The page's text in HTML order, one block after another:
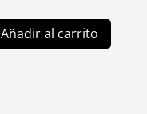
Añadir al carrito